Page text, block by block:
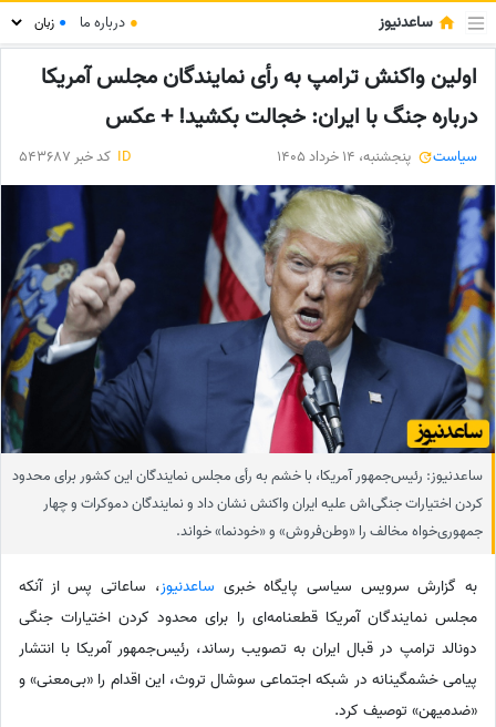
ساعدنیوز ● درباره ما ●
اولین واکنش ترامپ به رأی نمایندگان مجلس آمریکا
درباره جنگ با ایران: خجالت بکشید! + عکس
سیاست پنجشنبه، 14 خرداد 1405 ID کد خبر 543687
ساعدنیوز: رئیس‌جمهور آمریکا، با خشم به رأی مجلس نمایندگان این کشور برای محدود
کردن اختیارات جنگی‌اش علیه ایران واکنش نشان داد و نمایندگان دموکرات و چهار
جمهوری‌خواه مخالف را «وطن‌فروش» و «خودنما» خواند.
به گزارش سرویس سیاسی پایگاه خبری ساعدنیوز، ساعاتی پس از آنکه
مجلس نمایندگان آمریکا قطعنامه‌ای را برای محدود کردن اختیارات جنگی
دونالد ترامپ در قبال ایران به تصویب رساند، رئیس‌جمهور آمریکا با انتشار
پیامی خشمگینانه در شبکه اجتماعی سوشال تروث، این اقدام را «بی‌معنی» و
«ضدمیهن» توصیف کرد.